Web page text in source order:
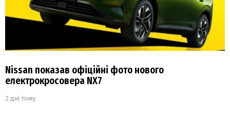
Nissan показав офіційні фото нового
електрокросовера NX7
2 дні тому